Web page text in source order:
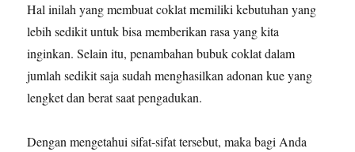
Hal inilah yang membuat coklat memiliki kebutuhan yang
lebih sedikit untuk bisa memberikan rasa yang kita
inginkan. Selain itu, penambahan bubuk coklat dalam
jumlah sedikit saja sudah menghasilkan adonan kue yang
lengket dan berat saat pengadukan.
Dengan mengetahui sifat-sifat tersebut, maka bagi Anda